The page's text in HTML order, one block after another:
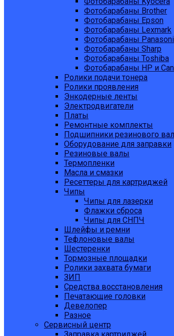
Фотобарабаны Brother
Фотобарабаны Epson
Фотобарабаны Lexmark
Фотобарабаны
Фотобарабаны Sharp
Фотобарабаны Toshiba
Фотобарабаны HP и
Ролики подачи тонера
Ролики проявления
Энкодерные ленты
Электродвигатели
Платы
Ремонтные комплекты
Подшипники резинового
Оборудование для заправки
Резиновые валы
Термопленки
Масла и смазки
Ресеттеры для картриджей
Чипы
Чипы для лазерки
Флажки сброса
Чипы для СНПЧ
Шлейфы и ремни
Тефлоновые валы
Шестеренки
Тормозные площадки
Ролики захвата бумаги
ЗИП
Средства восстановления
Печатающие головки
Девелопер
Разное
Сервисный центр